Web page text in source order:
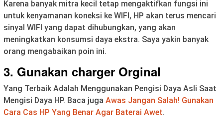
Karena banyak mitra kecil tetap mengaktifkan fungsi ini
untuk kenyamanan koneksi ke WIFI, HP akan terus mencari
sinyal WIFI yang dapat dihubungkan, yang akan
meningkatkan konsumsi daya ekstra. Saya yakin banyak
orang mengabaikan poin ini.
3. Gunakan charger Orginal
Yang Terbaik Adalah Menggunakan Pengisi Daya Asli Saat
Mengisi Daya HP. Baca juga Awas Jangan Salah! Gunakan
Cara Cas HP Yang Benar Agar Baterai Awet.